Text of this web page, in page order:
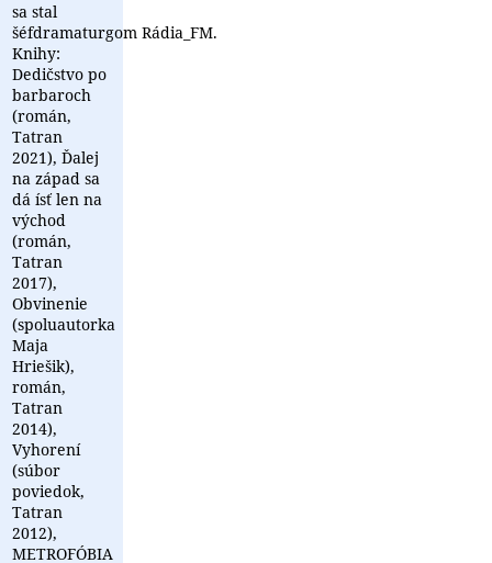
sa stal
šéfdramaturgom Rádia_FM.
Knihy:
Dedičstvo po
barbaroch
(román,
Tatran
2021), Ďalej
na západ sa
dá ísť len na
východ
(román,
Tatran
2017),
Obvinenie
(spoluautorka
Maja
Hriešik),
román,
Tatran
2014),
Vyhorení
(súbor
poviedok,
Tatran
2012),
METROFÓBIA